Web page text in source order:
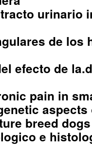
urinario
de los
efecto de
pain in
breed
e